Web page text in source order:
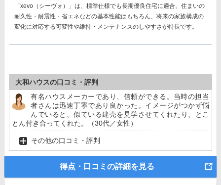
「xevo（シーヴォ）」は、標準仕様でも長期優良住宅に適合。住まいの
耐久性・耐震性・省エネなどの基本性能はもちろん、将来の家族構成の
変化に対応する可変性や維持・メンテナンスのしやすさが特長です。
大和ハウスの口コミ・評判
有名ハウスメーカーであり、信頼ができる。当時の担当
者さんは迅速丁寧であり良かった。イメージがつかず悩
んでいると、似ている建売を見学させてくれたり、とこ
とん付き合ってくれた。（30代／女性）
その他の口コミ・評判
得点・口コミの詳細を見る